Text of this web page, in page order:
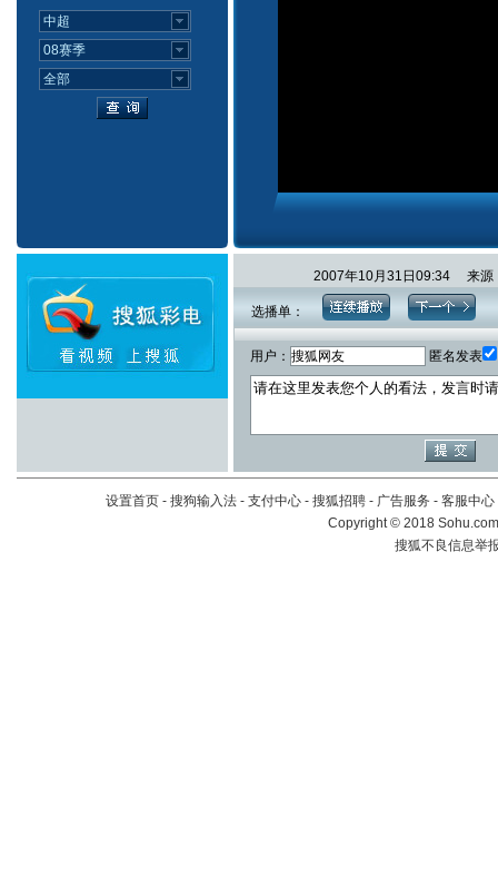
2007年10月31日09:34 来
选播单：
用户： 匿名发表
设置首页 - 搜狗输入法 - 支付中心 - 搜狐招聘 - 广告服务 - 客服中心
Copyright©2018
搜狐不良信息举